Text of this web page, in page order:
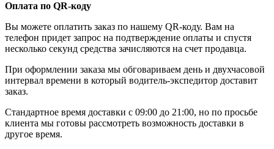
Оплата по QR-коду
Вы можете оплатить заказ по нашему QR-коду. Вам на
телефон придет запрос на подтверждение оплаты и спустя
несколько секунд средства зачисляются на счет продавца.
При оформлении заказа мы обговариваем день и двухчасовой
интервал времени в который водитель-экспедитор доставит
заказ.
Стандартное время доставки с 09:00 до 21:00, но по просьбе
клиента мы готовы рассмотреть возможность доставки в
другое время.